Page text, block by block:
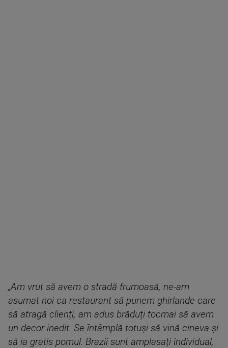
„Am vrut să avem o stradă frumoasă, ne-am
asumat noi ca restaurant să punem ghirlande care
să atragă clienți, am adus brăduți tocmai să avem
un decor inedit. Se întâmplă totuși să vină cineva și
să ia gratis pomul. Brazii sunt amplasați individual,